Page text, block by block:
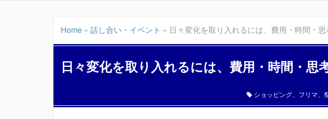
Home» 話し合い・イベント » 日々変化を取り入れるには、費用・時間・
日々変化を取り入れるには、費用・時間・思
ショッピング、フリマ、